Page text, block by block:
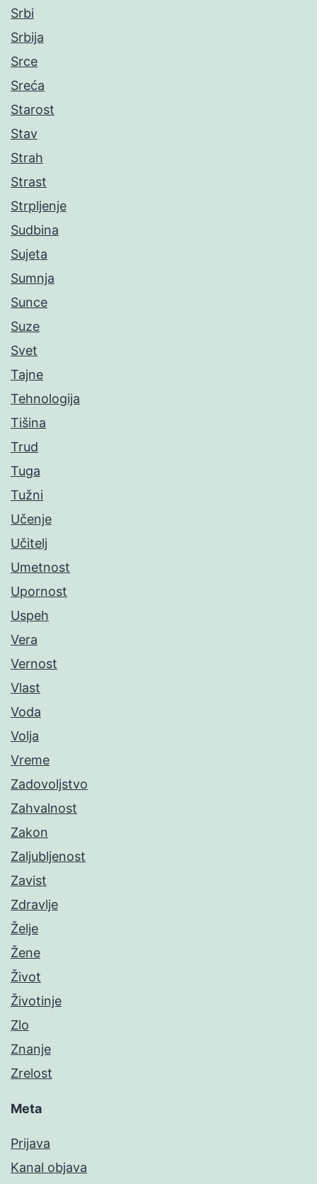
Srbi
Srbija
Srce
Sreća
Starost
Stav
Strah
Strast
Strpljenje
Sudbina
Sujeta
Sumnja
Sunce
Suze
Svet
Tajne
Tehnologija
Tišina
Trud
Tuga
Tužni
Učenje
Učitelj
Umetnost
Upornost
Uspeh
Vera
Vernost
Vlast
Voda
Volja
Vreme
Zadovoljstvo
Zahvalnost
Zakon
Zaljubljenost
Zavist
Zdravlje
Želje
Žene
Život
Životinje
Zlo
Znanje
Zrelost
Meta
Prijava
Kanal objava